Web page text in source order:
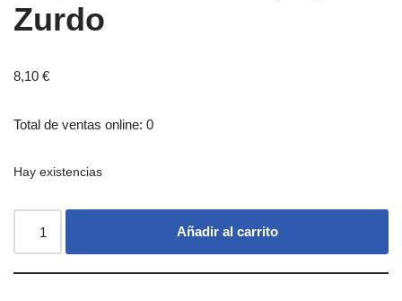
Zurdo
8,10 €
Total de ventas online: 0
Hay existencias
Añadir al carrito